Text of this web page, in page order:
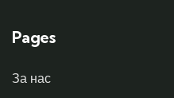
Pages
За нас